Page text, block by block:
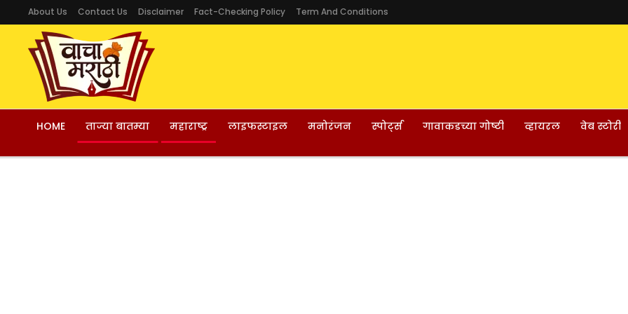
About Us Contact Us Disclaimer Fact-Checking Policy Term And Conditions
HOME ताज्या बातम्या महाराष्ट्र लाइफस्टाइल मनोरंजन स्पोर्ट्स गावाकडच्या गोष्टी व्हायरल वेब स्टोरी